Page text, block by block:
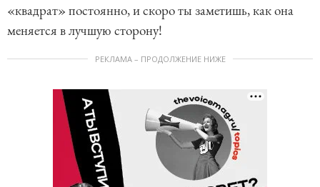
«квадрат» постоянно, и скоро ты заметишь, как она
меняется в лучшую сторону!
РЕКЛАМА – ПРОДОЛЖЕНИЕ НИЖЕ